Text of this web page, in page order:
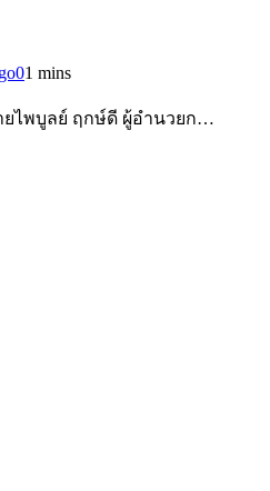
01 mins
ยไพบูลย์ ฤกษ์ดี ผู้อำนวยก…